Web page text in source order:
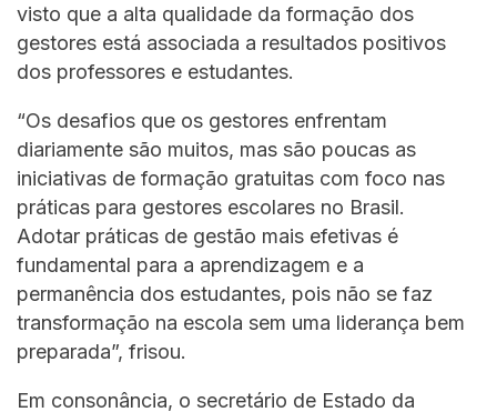
visto que a alta qualidade da formação dos
gestores está associada a resultados positivos
dos professores e estudantes.
“Os desafios que os gestores enfrentam
diariamente são muitos, mas são poucas as
iniciativas de formação gratuitas com foco nas
práticas para gestores escolares no Brasil.
Adotar práticas de gestão mais efetivas é
fundamental para a aprendizagem e a
permanência dos estudantes, pois não se faz
transformação na escola sem uma liderança bem
preparada”, frisou.
Em consonância, o secretário de Estado da